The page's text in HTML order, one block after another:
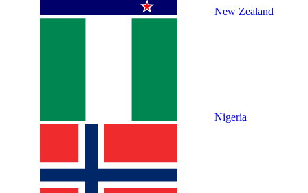
New Zealand
Nigeria